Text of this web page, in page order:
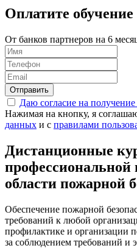
Оплатите обучение
От банков партнеров на 6
Отправить
Даю согласие на
Нажимая на кнопку, я
данных и с правилами
Дистанционные
профессиональной
области пожарной
Обеспечение пожарной
требований к любой
профилактике и организации
за соблюдением требований и